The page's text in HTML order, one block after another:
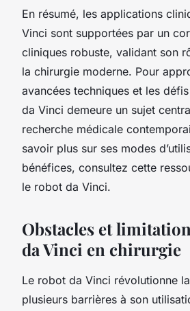
En résumé, les applications
Vinci sont supportées par un
cliniques robuste, validant son
la chirurgie moderne. Pour
avancées techniques et les
da Vinci demeure un sujet
recherche médicale
savoir plus sur ses modes
bénéfices, consultez cette
le robot da Vinci.
Obstacles et
da Vinci en chirurgie
Le robot da Vinci révolutionne
plusieurs barrières à son